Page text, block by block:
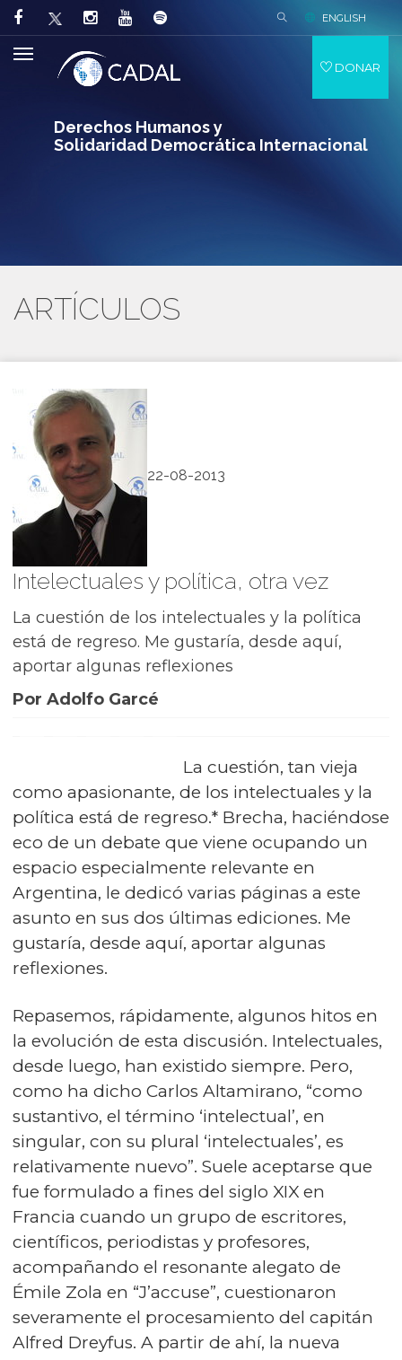
Derechos Humanos y
Solidaridad Democrática Internacional
ENGLISH
DONAR
ARTÍCULOS
22-08-2013
Intelectuales y política, otra vez
La cuestión de los intelectuales y la política
está de regreso. Me gustaría, desde aquí,
aportar algunas reflexiones
Por Adolfo Garcé
La cuestión, tan vieja
como apasionante, de los intelectuales y la
política está de regreso.* Brecha, haciéndose
eco de un debate que viene ocupando un
espacio especialmente relevante en
Argentina, le dedicó varias páginas a este
asunto en sus dos últimas ediciones. Me
gustaría, desde aquí, aportar algunas
reflexiones.
Repasemos, rápidamente, algunos hitos en
la evolución de esta discusión. Intelectuales,
desde luego, han existido siempre. Pero,
como ha dicho Carlos Altamirano, “como
sustantivo, el término ‘intelectual’, en
singular, con su plural ‘intelectuales’, es
relativamente nuevo”. Suele aceptarse que
fue formulado a fines del siglo XIX en
Francia cuando un grupo de escritores,
científicos, periodistas y profesores,
acompañando el resonante alegato de
Émile Zola en “J’accuse”, cuestionaron
severamente el procesamiento del capitán
Alfred Dreyfus. A partir de ahí, la nueva